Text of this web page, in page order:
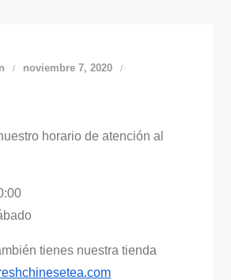
noviembre 7, 2020
horario de atención al
tienes nuestra tienda